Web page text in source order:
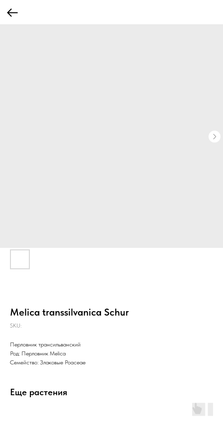
Melica transsilvanica Schur
SKU:
Перловник трансильванский
Род: Перловник Melica
Семейство: Злаковые Poaceae
Еще растения